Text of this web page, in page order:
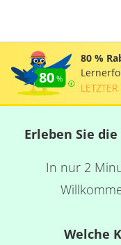
80
80 %
LETZTER
Erleben Sie
In nur 2
Welche